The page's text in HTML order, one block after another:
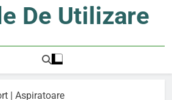
De Utilizare
| Aspiratoare